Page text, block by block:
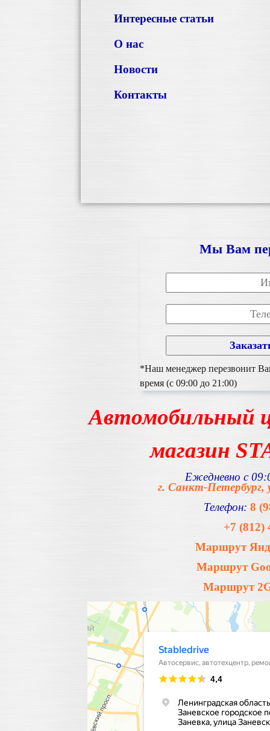
Интересные статьи
О нас
Новости
Контакты
Мы Вам
*Наш менеджер перезвонит
время (с 09:00 до 21:00)
Автомобильный
магазин
Ежедневно с
г. Санкт-Петербург,
Телефон: 8
+7 (812)
Маршрут
Маршрут
Маршрут